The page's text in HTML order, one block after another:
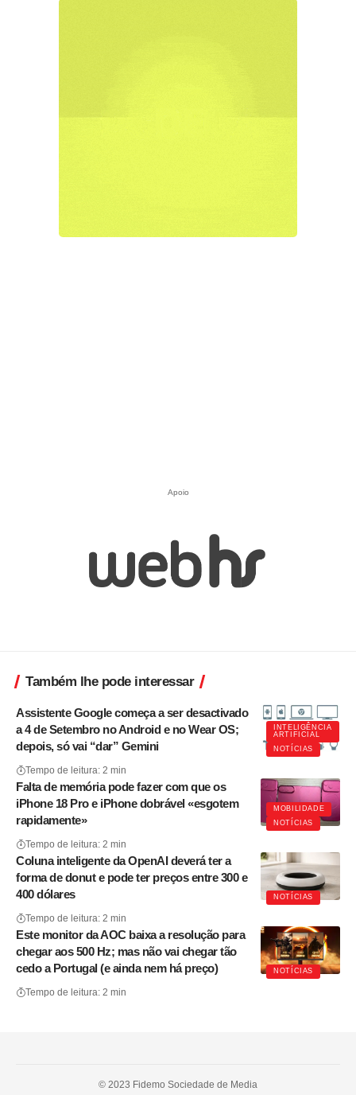
Apoio
Também lhe pode interessar
INTELIGÊNCIA
ARTIFICIAL
NOTÍCIAS
Assistente Google começa a ser desactivado
a 4 de Setembro no Android e no Wear OS;
depois, só vai “dar” Gemini
Tempo de leitura: 2 min
MOBILIDADE
NOTÍCIAS
Falta de memória pode fazer com que os
iPhone 18 Pro e iPhone dobrável «esgotem
rapidamente»
Tempo de leitura: 2 min
NOTÍCIAS
Coluna inteligente da OpenAI deverá ter a
forma de donut e pode ter preços entre 300 e
400 dólares
Tempo de leitura: 2 min
NOTÍCIAS
Este monitor da AOC baixa a resolução para
chegar aos 500 Hz; mas não vai chegar tão
cedo a Portugal (e ainda nem há preço)
Tempo de leitura: 2 min
© 2023 Fidemo Sociedade de Media